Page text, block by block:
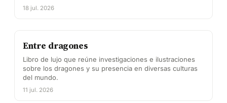
18 jul. 2026
Entre dragones
Libro de lujo que reúne investigaciones e ilustraciones
sobre los dragones y su presencia en diversas culturas
del mundo.
11 jul. 2026